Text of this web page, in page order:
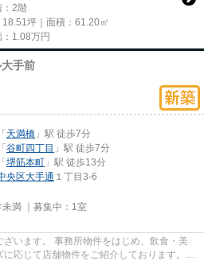
：2階
18.51坪｜面積：61.20㎡
1.08万円
手前
「天満橋 」駅 徒歩7分
「谷町四丁目 」駅 徒歩7分
「堺筋本町 」駅 徒歩13分
央区大手通 １丁目3-6
満 ｜募集中： 1室
います。 事務所物件をはじめ、飲食・美
応じて店舗物件をご紹介しております。